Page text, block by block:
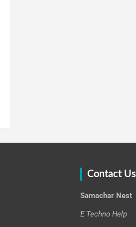
Contact Us
Samachar Nest
E Techno Help